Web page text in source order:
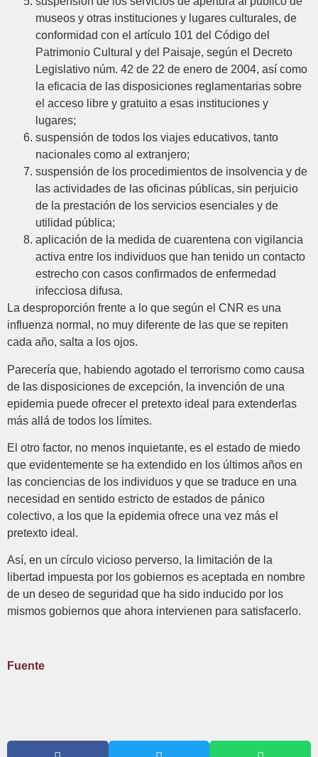
museos y otras instituciones y lugares culturales, de
conformidad con el artículo 101 del Código del
Patrimonio Cultural y del Paisaje, según el Decreto
Legislativo núm. 42 de 22 de enero de 2004, así como
la eficacia de las disposiciones reglamentarias sobre
el acceso libre y gratuito a esas instituciones y
lugares;
suspensión de todos los viajes educativos, tanto
nacionales como al extranjero;
suspensión de los procedimientos de insolvencia y de
las actividades de las oficinas públicas, sin perjuicio
de la prestación de los servicios esenciales y de
utilidad pública;
aplicación de la medida de cuarentena con vigilancia
activa entre los individuos que han tenido un contacto
estrecho con casos confirmados de enfermedad
infecciosa difusa.
La desproporción frente a lo que según el CNR es una
influenza normal, no muy diferente de las que se repiten
cada año, salta a los ojos.
Parecería que, habiendo agotado el terrorismo como causa
de las disposiciones de excepción, la invención de una
epidemia puede ofrecer el pretexto ideal para extenderlas
más allá de todos los límites.
El otro factor, no menos inquietante, es el estado de miedo
que evidentemente se ha extendido en los últimos años en
las conciencias de los individuos y que se traduce en una
necesidad en sentido estricto de estados de pánico
colectivo, a los que la epidemia ofrece una vez más el
pretexto ideal.
Así, en un círculo vicioso perverso, la limitación de la
libertad impuesta por los gobiernos es aceptada en nombre
de un deseo de seguridad que ha sido inducido por los
mismos gobiernos que ahora intervienen para satisfacerlo.
Fuente